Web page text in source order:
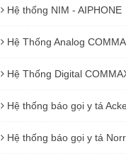
Hệ thống NIM - AIPHONE
Hệ Thống Analog
Hệ Thống Digital
Hệ thống báo gọi y tá
Hệ thống báo gọi y tá